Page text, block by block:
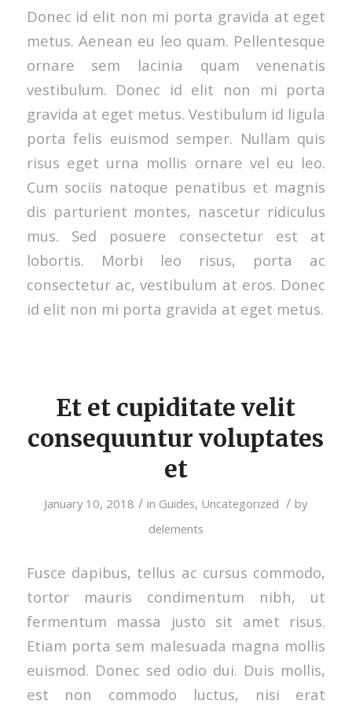
Donec id elit non mi porta gravida at eget
metus. Aenean eu leo quam. Pellentesque
ornare sem lacinia quam venenatis
vestibulum. Donec id elit non mi porta
gravida at eget metus. Vestibulum id ligula
porta felis euismod semper. Nullam quis
risus eget urna mollis ornare vel eu leo.
Cum sociis natoque penatibus et magnis
dis parturient montes, nascetur ridiculus
mus. Sed posuere consectetur est at
lobortis. Morbi leo risus, porta ac
consectetur ac, vestibulum at eros. Donec
id elit non mi porta gravida at eget metus.
Et et cupiditate velit
consequuntur voluptates
et
January 10, 2018 / in Guides, Uncategorized / by
delements
Fusce dapibus, tellus ac cursus commodo,
tortor mauris condimentum nibh, ut
fermentum massa justo sit amet risus.
Etiam porta sem malesuada magna mollis
euismod. Donec sed odio dui. Duis mollis,
est non commodo luctus, nisi erat